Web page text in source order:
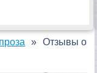
Отзывы о